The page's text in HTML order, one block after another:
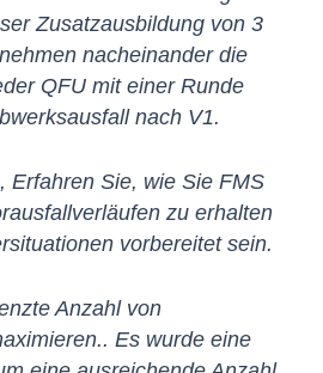
Zusatzausbildung von 3
nacheinander die
QFU mit einer Runde
nach V1.
Erfahren Sie, wie Sie FMS
zu erhalten
vorbereitet sein.
Anzahl von
Es wurde eine